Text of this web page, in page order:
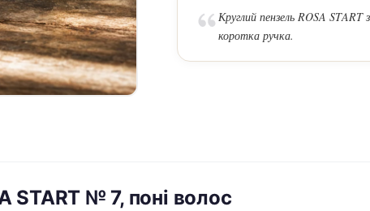
Круглий пензель ROSA
коротка ручка.
START № 7, поні волос